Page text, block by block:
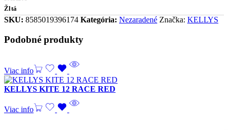
Žltá
SKU: 8585019396174 Kategória: Nezaradené Značka: KELLYS
Podobné produkty
Viac info
KELLYS KITE 12 RACE RED
Viac info